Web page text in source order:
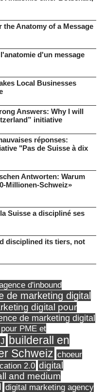
the Anatomy of a Message
d'un message
Local Businesses
Answers: Why I will
initiative
réponses:
"Pas de Suisse à dix
Antworten: Warum
Millionen-Schweiz»
Suisse a discipliné ses
disciplined its tiers, not
d'inbound
de marketing digital
digital pour
de marketing digital
PME et
builderall en
Schweiz choeur
2.0 digital
and medium
digital marketing agency